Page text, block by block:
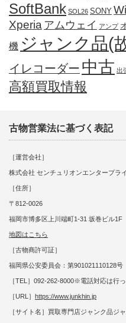
SoftBank SOL26 SONY
Xperia アムウェイ アンプ
機 ジャンク品(
イレコーダー 中古 出
高額買取情報
古物営業法に基づく表記
［運営会社］
株式会社 センチュリオンエンタープラ
［住所］
〒812-0026
福岡市博多区上川端町1-31 坂巻ビル1F
地図はこちら
［古物商許可証］
福岡県公安委員会：第901021110128号
［TEL］092-262-8000※電話対応は行っ
［URL］ https://www.junkhin.jp
［サイト名］買取専門店ジャンク品ジ